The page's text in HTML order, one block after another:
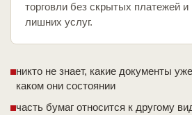
торговли без скрытых платежей и
лишних услуг.
никто не знает, какие документы
каком они состоянии
часть бумаг относится к другому